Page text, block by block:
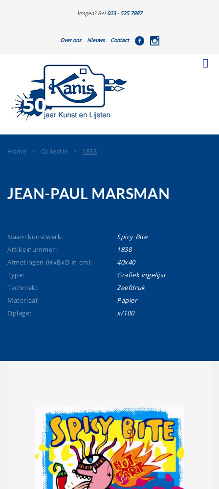
Vragen? Bel 023 - 525 7887
Over ons Nieuws Contact
Home > Collectie > 1838
JEAN-PAUL MARSMAN
Naam kunstwerk:
Spicy Bite
Artikelnummer:
1838
Afmetingen (HxBxD in cm):
40x40
Type:
Grafiek ingelijst
Techniek:
Zeefdruk
Materiaal:
Papier
Oplage:
x/100